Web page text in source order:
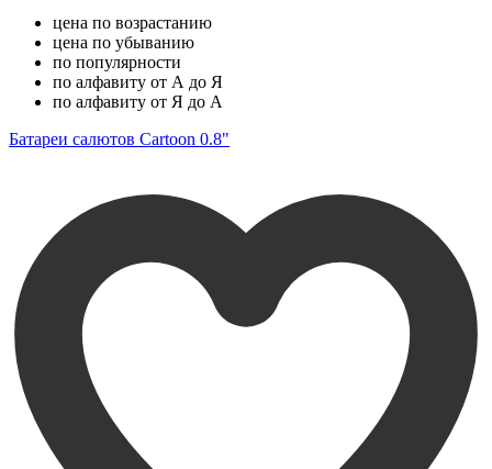
цена по возрастанию
цена по убыванию
по популярности
по алфавиту от А до Я
по алфавиту от Я до А
Батареи салютов Cartoon 0.8"